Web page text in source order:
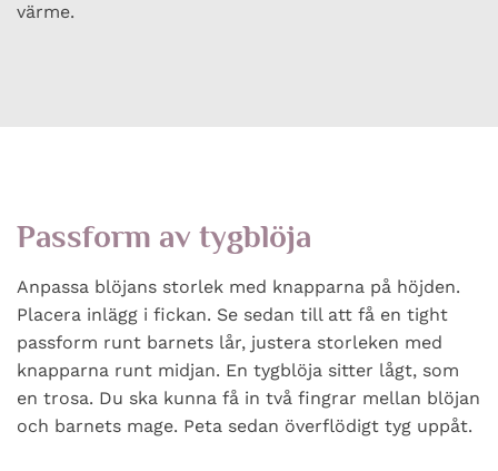
värme.
Passform av tygblöja
Anpassa blöjans storlek med knapparna på höjden.
Placera inlägg i fickan. Se sedan till att få en tight
passform runt barnets lår, justera storleken med
knapparna runt midjan. En tygblöja sitter lågt, som
en trosa. Du ska kunna få in två fingrar mellan blöjan
och barnets mage. Peta sedan överflödigt tyg uppåt.